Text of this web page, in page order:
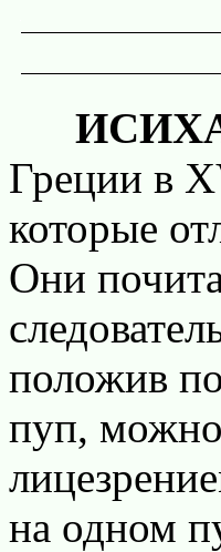
Греции в
которые
Они
положив
пуп, можно
на одном